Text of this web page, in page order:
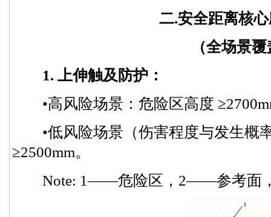
二.安全距离核心
（全场景
1. 上伸触及防护：
•高风险场景：危险区高度
•低风险场景（伤害程度与发生概
≥2500mm。
Note: 1——危险区，2——参考面